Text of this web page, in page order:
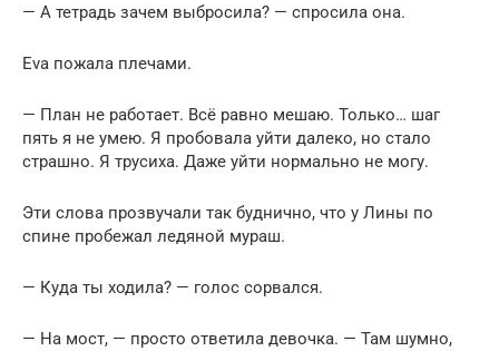
— А тетрадь зачем выбросила? — спросила она.
Eva пожала плечами.
— План не работает. Всё равно мешаю. Только… шаг
пять я не умею. Я пробовала уйти далеко, но стало
страшно. Я трусиха. Даже уйти нормально не могу.
Эти слова прозвучали так буднично, что у Лины по
спине пробежал ледяной мураш.
— Куда ты ходила? — голос сорвался.
— На мост, — просто ответила девочка. — Там шумно,